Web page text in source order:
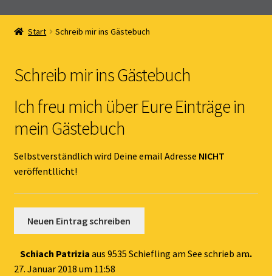
Home
Kernöl Pepi
Übers Kernöl
Kontakt
Gästebuch
Start Schreib mir ins Gästebuch
Schreib mir ins Gästebuch
Ich freu mich über Eure Einträge in
mein Gästebuch
Selbstverständlich wird Deine email Adresse NICHT
veröffentllicht!
Schiach Patrizia aus 9535 Schiefling am See schrieb am
27. Januar 2018 um 11:58
...